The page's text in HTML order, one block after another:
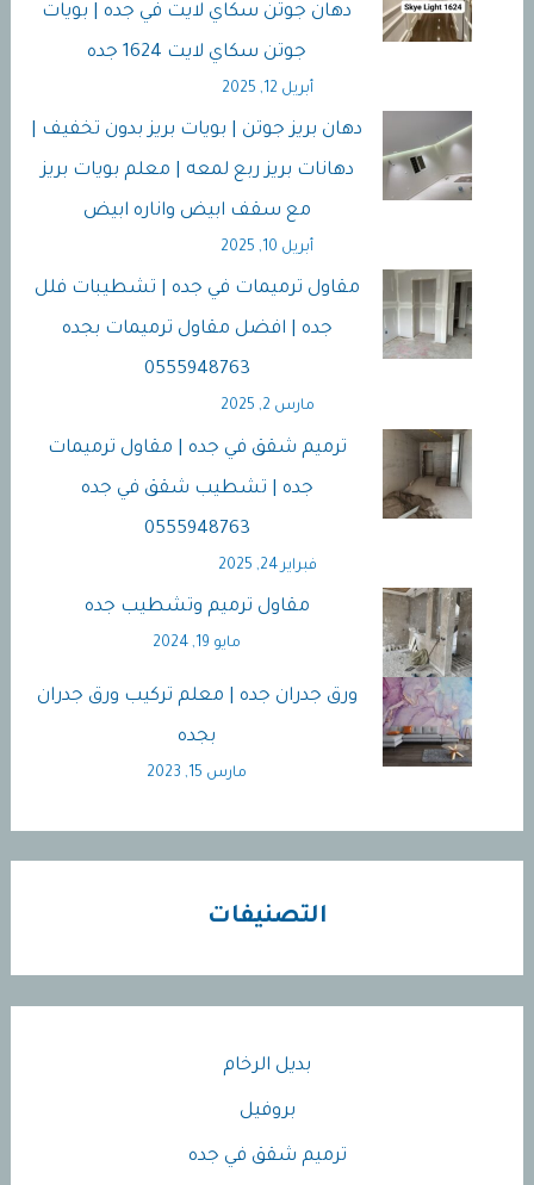
دهان جوتن سكاي لايت في جده | بويات
جوتن سكاي لايت 1624 جده
أبريل 12, 2025
دهان بريز جوتن | بويات بريز بدون تخفيف |
دهانات بريز ربع لمعه | معلم بويات بريز
مع سقف ابيض واناره ابيض
أبريل 10, 2025
مقاول ترميمات في جده | تشطيبات فلل
جده | افضل مقاول ترميمات بجده
0555948763
مارس 2, 2025
ترميم شقق في جده | مقاول ترميمات
جده | تشطيب شقق في جده
0555948763
فبراير 24, 2025
مقاول ترميم وتشطيب جده
مايو 19, 2024
ورق جدران جده | معلم تركيب ورق جدران
بجده
مارس 15, 2023
التصنيفات
بديل الرخام
بروفيل
ترميم شقق في جده